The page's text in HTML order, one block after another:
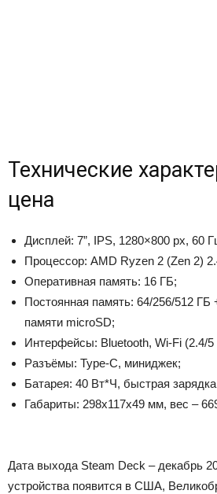
Технические
цена
Дисплей: 7”, IPS, 1280×800 px, 60
Процессор: AMD Ryzen 2 (Zen 2)
Оперативная память: 16 ГБ;
Постоянная память: 64/256/512 ГБ
памяти microSD;
Интерфейсы: Bluetooth, Wi-Fi (2.4/5
Разъёмы: Type-C, миниджек;
Батарея: 40 Вт*Ч, быстрая
Габариты: 298х117х49 мм, вес –
Дата выхода Steam Deck – декабрь
устройства появится в США,